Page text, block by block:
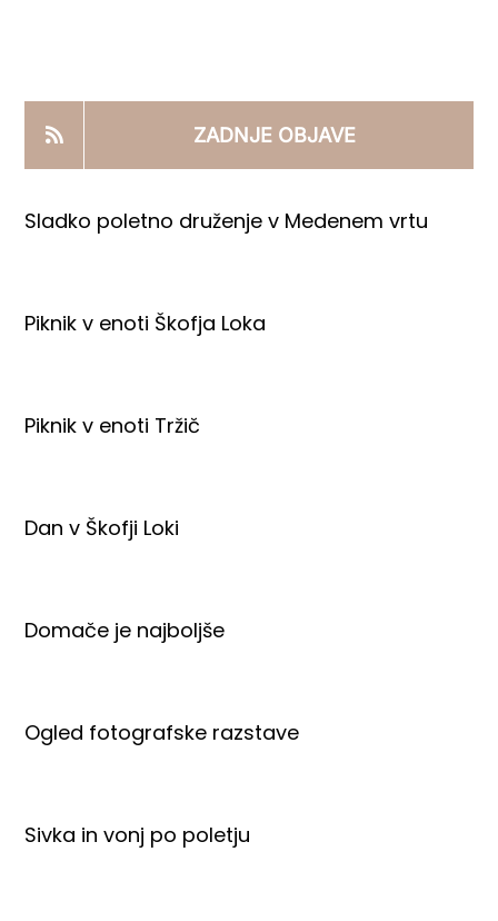
PRODAJNI IZDELKI
AKTUALNO
ZADNJE OBJAVE
Sladko poletno druženje v Medenem vrtu
Piknik v enoti Škofja Loka
Piknik v enoti Tržič
Dan v Škofji Loki
Domače je najboljše
Ogled fotografske razstave
Sivka in vonj po poletju